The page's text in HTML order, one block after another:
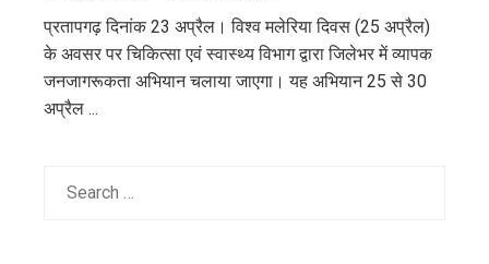
प्रतापगढ़ दिनांक 23 अप्रैल। विश्व मलेरिया दिवस (25 अप्रैल)
के अवसर पर चिकित्सा एवं स्वास्थ्य विभाग द्वारा जिलेभर में व्यापक
जनजागरूकता अभियान चलाया जाएगा। यह अभियान 25 से 30
अप्रैल ...